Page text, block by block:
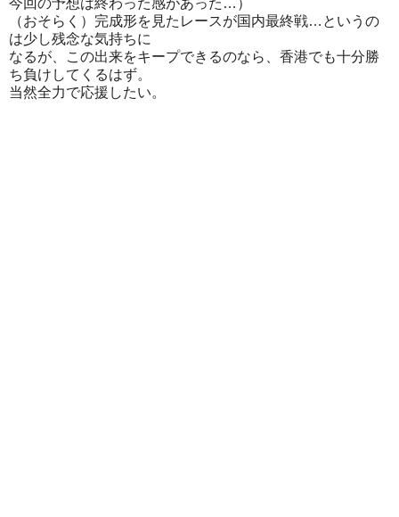
（おそらく）完成形を見たレースが国内最終戦…というの
は少し残念な気持ちに
なるが、この出来をキープできるのなら、香港でも十分勝
ち負けしてくるはず。
当然全力で応援したい。